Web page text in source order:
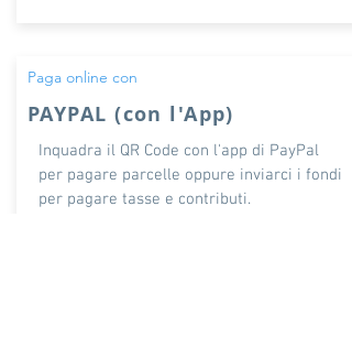
Paga online con
PAYPAL (con l'App)
Inquadra il QR Code con l'app di PayPal
per pagare parcelle oppure inviarci i fondi
per pagare tasse e contributi.